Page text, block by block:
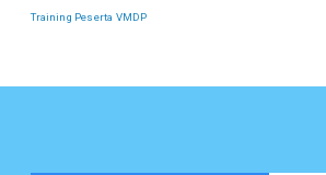
Training Peserta VMDP